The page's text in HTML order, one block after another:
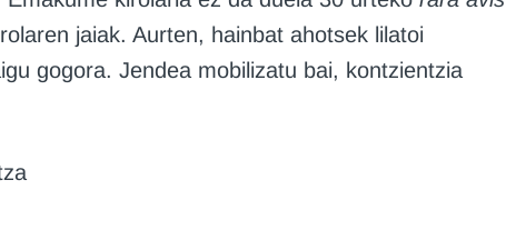
jaiak. Aurten, hainbat ahotsek lilatoi
gogora. Jendea mobilizatu bai, kontzientzia